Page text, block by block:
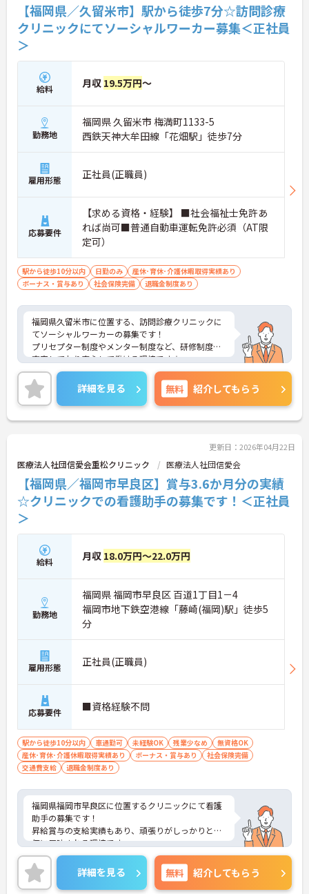
【福岡県／久留米市】駅から徒歩7分☆訪問診療
クリニックにてソーシャルワーカー募集＜正社員
＞
給料 月収 19.5万円～
勤務地
福岡県 久留米市 梅満町1133-5
西鉄天神大牟田線「花畑駅」徒歩7分
雇用形態 正社員(正職員)
応募要件
【求める資格・経験】 ■社会福祉士免許あ
れば尚可■普通自動車運転免許必須（AT限
定可）
駅から徒歩10分以内 日勤のみ
産休･育休･介護休暇取得実績あり
ボーナス・賞与あり
社会保険完備 退職金制度あり
福岡県久留米市に位置する、訪問診療クリニックに
てソーシャルワーカーの募集です！
プリセプター制度やメンター制度など、研修制度が
充実しており安心して働ける環境です☆
また、駅から徒歩2分の好立地で通勤らくらくです
♪
ご興味のある方には、面接対策ポイントなど、さら
に詳細をご案内しますのでお気軽にご相談くださ
い！
詳細を見る 無料 紹介してもらう
更新日：2026年04月22日
医療法人社団信愛会重松クリニック 医療法人社団信愛会
【福岡県／福岡市早良区】賞与3.6か月分の実績
☆クリニックでの看護助手の募集です！＜正社員
＞
給料 月収 18.0万円～22.0万円
勤務地
福岡県 福岡市早良区 百道1丁目1－4
福岡市地下鉄空港線「藤崎(福岡)駅」徒歩5
分
雇用形態 正社員(正職員)
応募要件 ■資格経験不問
駅から徒歩10分以内 車通勤可 未経験OK 残業少なめ
無資格OK
産休･育休･介護休暇取得実績あり
ボーナス・賞与あり
社会保険完備
交通費支給
退職金制度あり
福岡県福岡市早良区に位置するクリニックにて看護
助手の募集です！
昇給賞与の支給実績もあり、頑張りがしっかりと評
価に反映される環境です。
ご興味ある方には、面接対策ポイントなど、さらに
詳細をお話しいたしますのでお気軽にご相談くださ
い！
詳細を見る 無料 紹介してもらう